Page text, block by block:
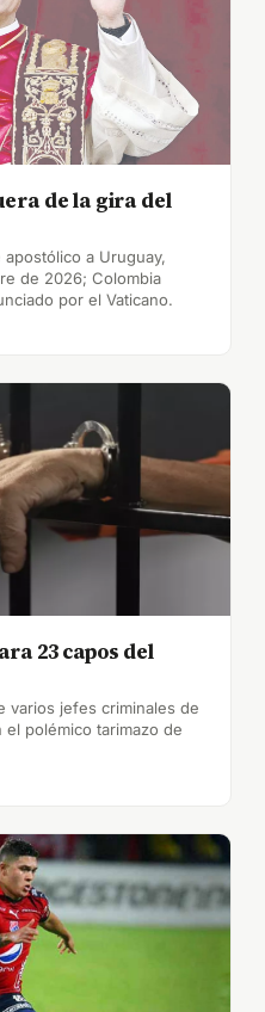
de la gira del
a Uruguay,
de 2026; Colombia
por el Vaticano.
23 capos del
varios jefes criminales de
polémico tarimazo de